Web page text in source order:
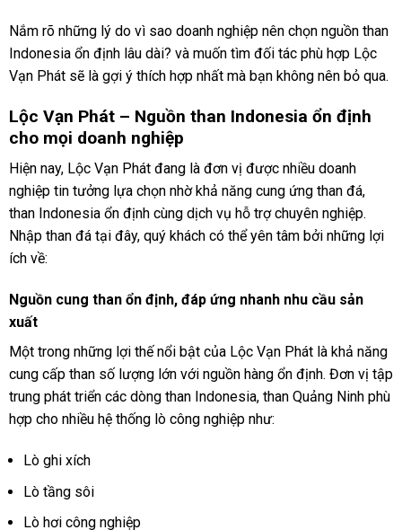
Nắm rõ những lý do vì sao doanh nghiệp nên chọn nguồn than
Indonesia ổn định lâu dài? và muốn tìm đối tác phù hợp Lộc
Vạn Phát sẽ là gợi ý thích hợp nhất mà bạn không nên bỏ qua.
Lộc Vạn Phát – Nguồn than Indonesia ổn định
cho mọi doanh nghiệp
Hiện nay, Lộc Vạn Phát đang là đơn vị được nhiều doanh
nghiệp tin tưởng lựa chọn nhờ khả năng cung ứng than đá,
than Indonesia ổn định cùng dịch vụ hỗ trợ chuyên nghiệp.
Nhập than đá tại đây, quý khách có thể yên tâm bởi những lợi
ích về:
Nguồn cung than ổn định, đáp ứng nhanh nhu cầu sản
xuất
Một trong những lợi thế nổi bật của Lộc Vạn Phát là khả năng
cung cấp than số lượng lớn với nguồn hàng ổn định. Đơn vị tập
trung phát triển các dòng than Indonesia, than Quảng Ninh phù
hợp cho nhiều hệ thống lò công nghiệp như:
Lò ghi xích
Lò tầng sôi
Lò hơi công nghiệp